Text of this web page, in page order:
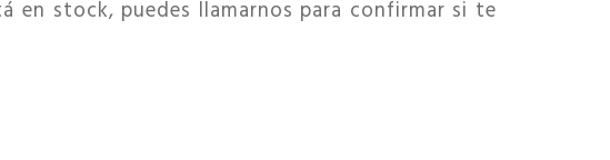
en stock, puedes llamarnos para confirmar si te